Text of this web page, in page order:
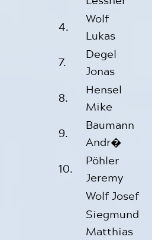
4.
Wolf
Lukas
7.
Degel
Jonas
8.
Hensel
Mike
9.
Baumann
Andr�
10.
Pöhler
Jeremy
Wolf Josef
Siegmund
Matthias